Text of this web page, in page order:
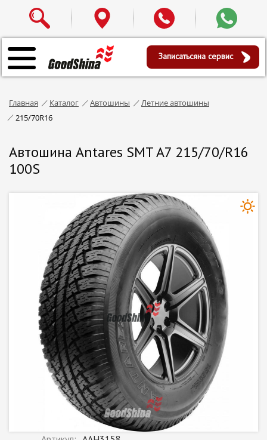
Записатьсяна сервис
Главная Каталог Автошины
Летние автошины
215/70R16
Автошина Antares SMT A7 215/70/R16
100S